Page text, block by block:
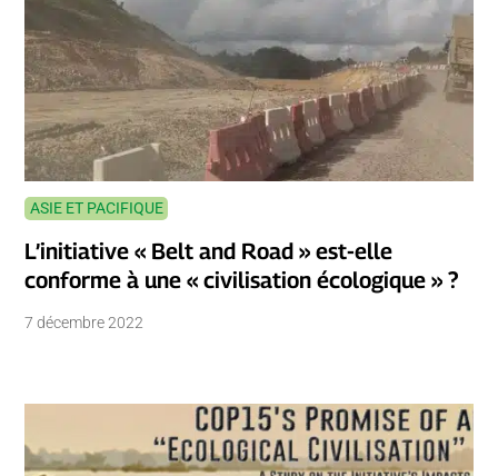
ASIE ET PACIFIQUE
L’initiative « Belt and Road » est-elle
conforme à une « civilisation écologique » ?
7 décembre 2022